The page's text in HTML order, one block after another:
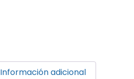
Información adicional